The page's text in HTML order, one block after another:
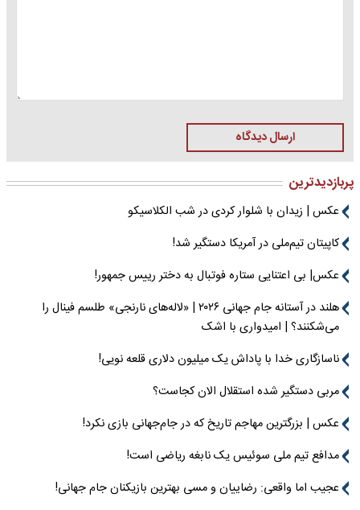
ارسال دیدگاه
پربازدیدترین
عکس | زیدان با شلوار کردی در شب الکلاسیکو
کاپیتان تیم‌ملی در آمریکا دستگیر شد!
عکس| بی اعتنایی ستاره فوتبال به دختر رییس جمهور!
هلند در آستانه جام جهانی ۲۰۲۶ | «لاله‌های نارنجی» طلسم فینال را
می‌شکنند؟ | امیدواری با اشک
ناسازگاری خدا با پاداش یک میلیون دلاری قلعه نویی!
مربی دستگیر شده استقلال الان کجاست؟
عکس | بزرگترین مهاجم تاریخ که در جام‌جهانی بازی نکرد!
مدافع تیم ملی سوئیس یک نابغه ریاضی است!
عجیب اما واقعی: رضاییان و مسی بهترین بازیکنان جام جهانی!